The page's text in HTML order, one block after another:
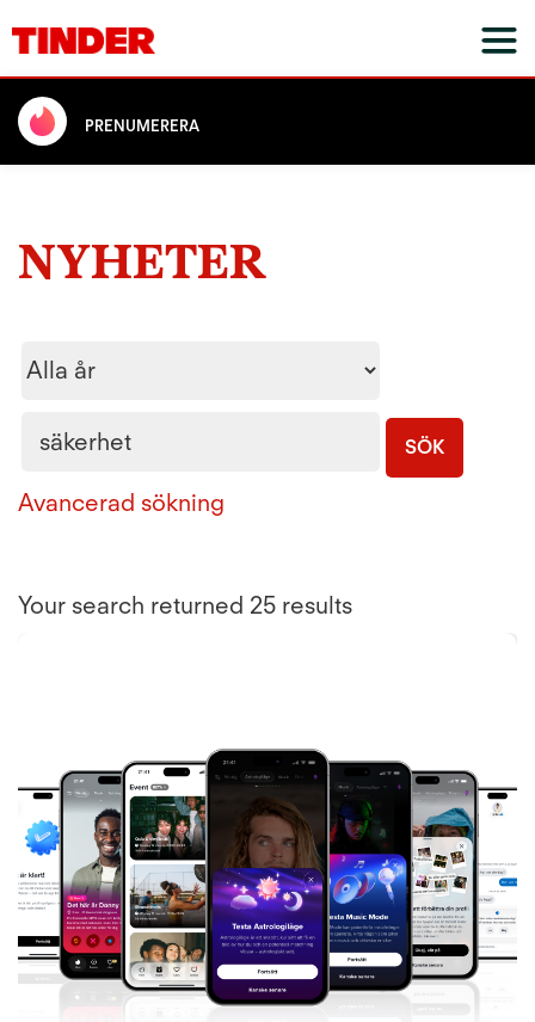
PRENUMERERA
NYHETER
Year
SÖK
Avancerad sökning
Your search returned 25 results